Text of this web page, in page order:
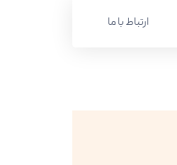
ارتباط با ما